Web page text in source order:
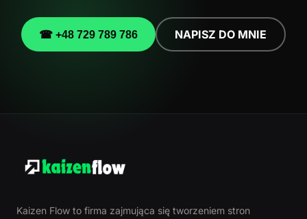
☎ +48 729 789 786 NAPISZ DO MNIE
Kaizen Flow to firma zajmująca się tworzeniem stron